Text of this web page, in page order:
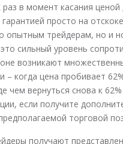
в момент касания ценой
просто на
опытным трейдерам, но и
сильный уровень
возникают
– когда цена пробивает
чем вернуться снова к
если получите
торговой
получают